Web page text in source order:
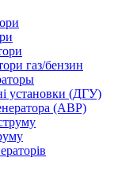
газ/бензин
установки (ДГУ)
(АВР)